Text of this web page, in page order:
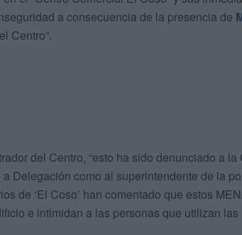
a consecuencia de la presencia de
Centro”.
del Centro, “esto ha sido denunciado a la
Delegación como al superintendente de la
de ‘El Coso’ han comentado que estos
e intimidan a las personas que utilizan las